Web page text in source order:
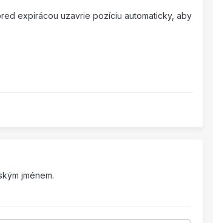
expirácou uzavrie pozíciu automaticky, aby
jménem.